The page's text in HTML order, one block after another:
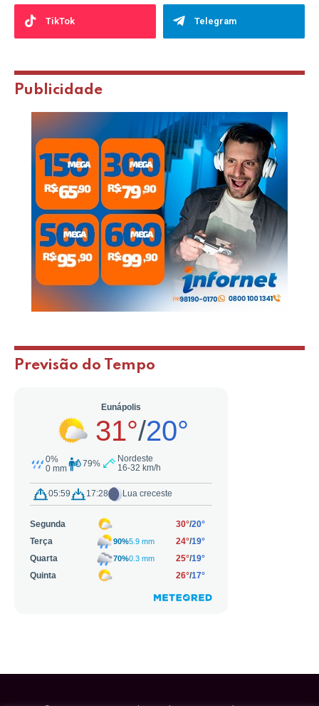
TikTok Telegram
Publicidade
Previsão do Tempo